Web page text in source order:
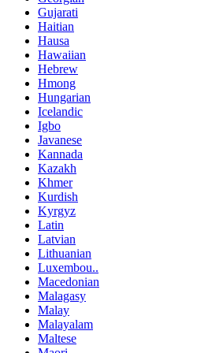
Gujarati
Haitian
Hausa
Hawaiian
Hebrew
Hmong
Hungarian
Icelandic
Igbo
Javanese
Kannada
Kazakh
Khmer
Kurdish
Kyrgyz
Latin
Latvian
Lithuanian
Luxembou..
Macedonian
Malagasy
Malay
Malayalam
Maltese